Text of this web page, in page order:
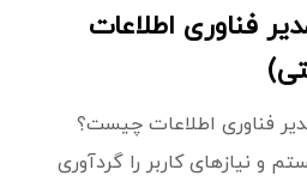
فناوری اطلاعات
فناوری اطلاعات چیست؟
و نیازهای کاربر را گردآوری